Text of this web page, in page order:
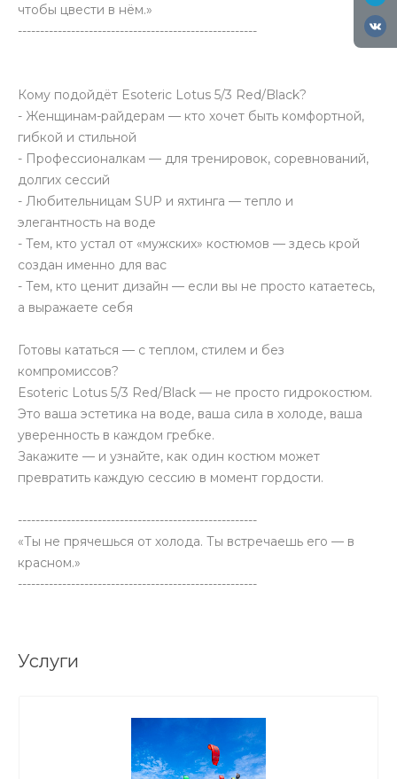
чтобы цвести в нём.»
------------------------------------------------------
Кому подойдёт Esoteric Lotus 5/3 Red/Black?
- Женщинам-райдерам — кто хочет быть комфортной,
гибкой и стильной
- Профессионалкам — для тренировок, соревнований,
долгих сессий
- Любительницам SUP и яхтинга — тепло и
элегантность на воде
- Тем, кто устал от «мужских» костюмов — здесь крой
создан именно для вас
- Тем, кто ценит дизайн — если вы не просто катаетесь,
а выражаете себя
Готовы кататься — с теплом, стилем и без
компромиссов?
Esoteric Lotus 5/3 Red/Black — не просто гидрокостюм.
Это ваша эстетика на воде, ваша сила в холоде, ваша
уверенность в каждом гребке.
Закажите — и узнайте, как один костюм может
превратить каждую сессию в момент гордости.
------------------------------------------------------
«Ты не прячешься от холода. Ты встречаешь его — в
красном.»
------------------------------------------------------
Услуги